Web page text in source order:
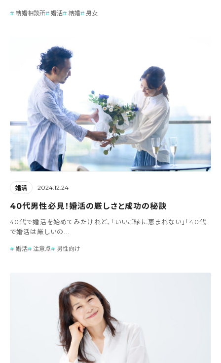
結婚相談所 婚活 結婚 男女
婚活 2024.12.24
40代男性必見！婚活の厳しさと成功の秘訣
40代で婚活を始めてみたけれど、「いいご縁に恵まれない」「40代
で婚活は厳しいの...
婚活 注意点 男性向け